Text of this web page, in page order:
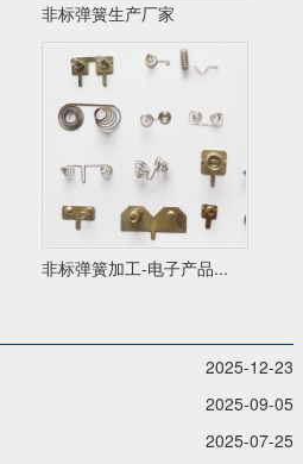
非标弹簧生产厂家
非标弹簧加工-电子产品...
2025-12-23
2025-09-05
2025-07-25